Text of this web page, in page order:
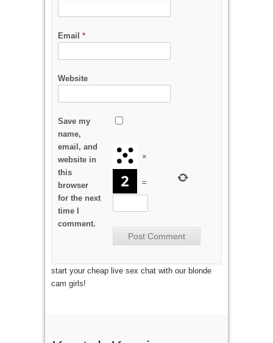
Email *
Website
Save my
name,
email, and
website in
this
browser
for the next
time I
comment.
×
=
start your cheap live sex chat with our blonde
cam girls!